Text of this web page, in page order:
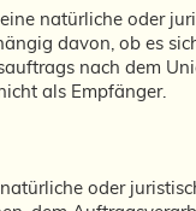
natürliche oder
davon, ob es
nach dem
als Empfänger.
oder